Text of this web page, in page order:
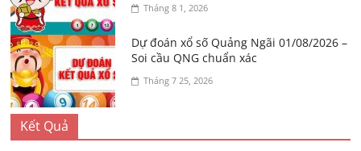
Tháng 8 1, 2026
Dự đoán xổ số Quảng Ngãi 01/08/2026 –
Soi cầu QNG chuẩn xác
Tháng 7 25, 2026
Kết Quả